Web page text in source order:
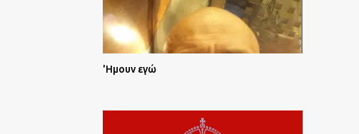
'Ημουν εγώ